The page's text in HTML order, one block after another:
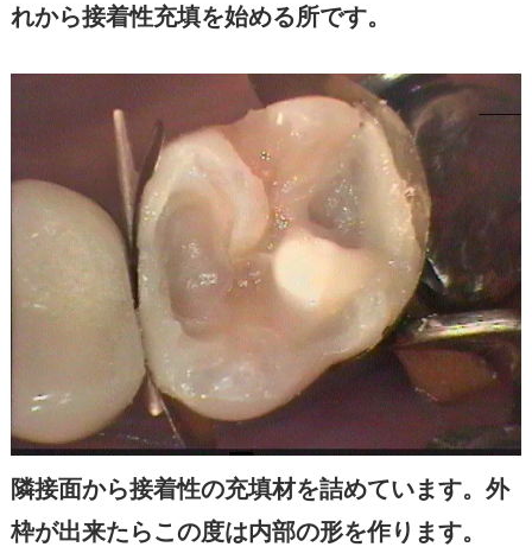
れから接着性充填を始める所です。
隣接面から接着性の充填材を詰めています。外
枠が出来たらこの度は内部の形を作ります。